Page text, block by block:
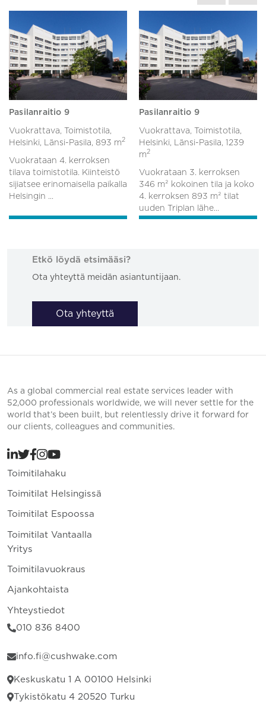
Pasilanraitio 9
Vuokrattava, Toimistotila,
Helsinki, Länsi-Pasila, 893 m2
Vuokrataan 4. kerroksen
tilava toimistotila. Kiinteistö
sijiatsee erinomaisella paikalla
Helsingin ...
Pasilanraitio 9
Vuokrattava, Toimistotila,
Helsinki, Länsi-Pasila, 1239
m2
Vuokrataan 3. kerroksen
346 m² kokoinen tila ja koko
4. kerroksen 893 m² tilat
uuden Triplan lähe...
Etkö löydä etsimääsi?
Ota yhteyttä meidän asiantuntijaan.
Ota yhteyttä
As a global commercial real estate services leader with
52,000 professionals worldwide, we will never settle for the
world that’s been built, but relentlessly drive it forward for
our clients, colleagues and communities.
Toimitilahaku
Toimitilat Helsingissä
Toimitilat Espoossa
Toimitilat Vantaalla
Yritys
Toimitilavuokraus
Ajankohtaista
Yhteystiedot
010 836 8400
info.fi@cushwake.com
Keskuskatu 1 A 00100 Helsinki
Tykistökatu 4 20520 Turku